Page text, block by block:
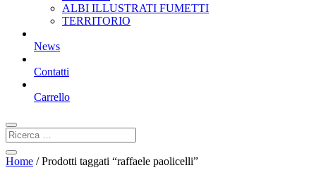
ALBI ILLUSTRATI FUMETTI
TERRITORIO
News
Contatti
Carrello
Home / Prodotti taggati “raffaele paolicelli”